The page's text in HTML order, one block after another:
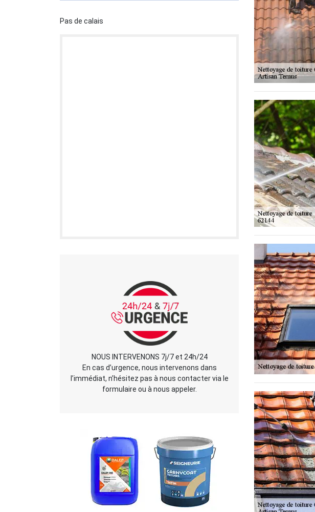
Pas de calais
NOUS INTERVENONS 7j/7 et 24h/24
En cas d’urgence, nous intervenons dans
l’immédiat, n’hésitez pas à nous contacter via le
formulaire ou à nous appeler.